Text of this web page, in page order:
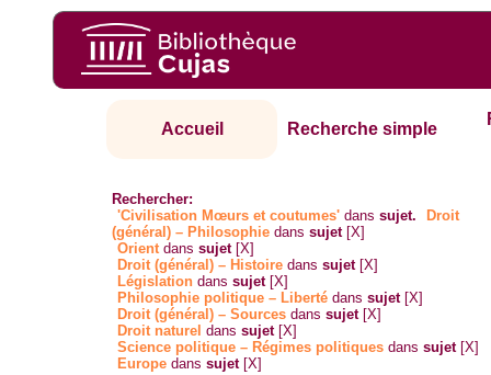
Accueil Recherche simple
Rechercher:
'Civilisation Mœurs et coutumes' danssujet.
Droit
(général) – Philosophie danssujet [X]
Orientdanssujet [X]
Droit (général) – Histoire danssujet [X]
Législation danssujet [X]
Philosophie politique – Liberté danssujet [X]
Droit (général) – Sources danssujet [X]
Droit naturel danssujet [X]
Science politique – Régimes politiques danssujet [X]
Europe danssujet [X]